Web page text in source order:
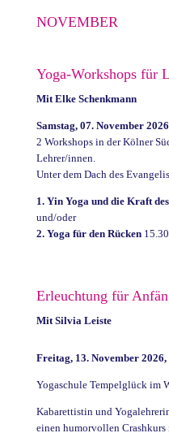
NOVEMBER
Yoga-Workshops für
Mit Elke Schenkmann
Samstag, 07. November 2026
2 Workshops in der Kölner
Lehrer/innen.
Unter dem Dach des
1. Yin Yoga und die Kraft
und/oder
2. Yoga für den Rücken
Erleuchtung für
Mit Silvia Leiste
Freitag, 13. November 2026,
Yogaschule Tempelglück im
Kabarettistin und
einen humorvollen